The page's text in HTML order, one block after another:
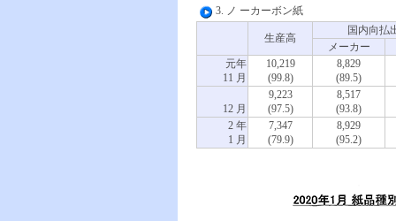
3. ノ ーカーボン紙
生産高
国内向払
メーカー
元年
11 月
10,219
(99.8)
8,829
(89.5)
12 月
9,223
(97.5)
8,517
(93.8)
2 年
1 月
7,347
(79.9)
8,929
(95.2)